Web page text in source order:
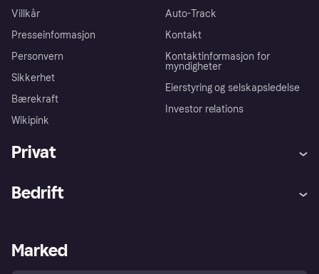
Villkår
Presseinformasjon
Personvern
Sikkerhet
Bærekraft
Wikipink
Auto-Track
Kontakt
Kontaktinformasjon for
myndigheter
Eierstyring og selskapsledelse
Investor relations
Privat
Utforsk butikker
Bedrift
Merchant portal
Marked